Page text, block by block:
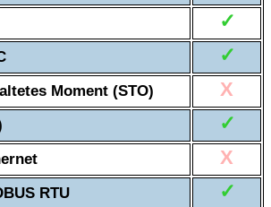
✓
✓
Moment (STO) X
✓
X
RTU ✓